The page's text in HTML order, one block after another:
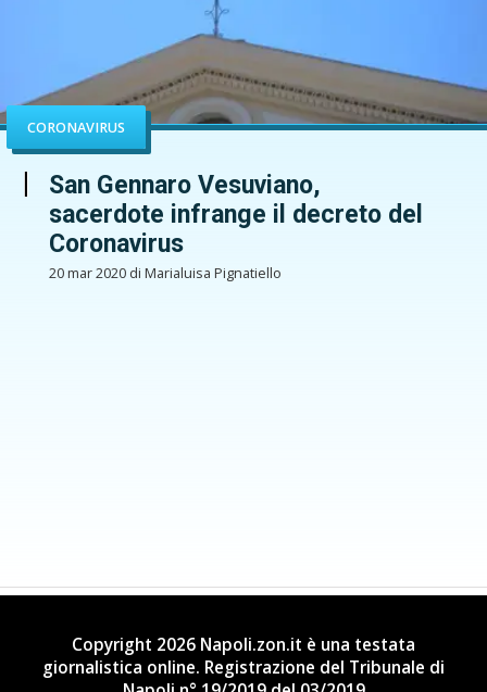
CORONAVIRUS
San Gennaro Vesuviano,
sacerdote infrange il decreto del
Coronavirus
20 mar 2020 di Marialuisa Pignatiello
Copyright 2026 Napoli.zon.it è una testata
giornalistica online. Registrazione del Tribunale di